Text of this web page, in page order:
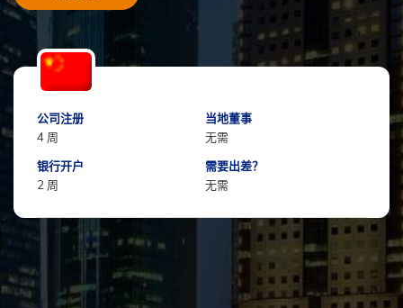
公司注册
4 周
当地董事
无需
银行开户
2 周
需要出差？
无需